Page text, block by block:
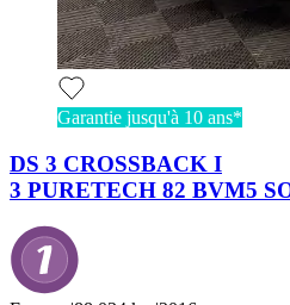
Garantie jusqu'à 10 ans*
DS 3 CROSSBACK I
3 PURETECH 82 BVM5